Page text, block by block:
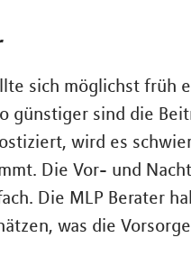
sich möglichst früh
günstiger sind die
wird es
Die Vor- und
Die MLP Berater
was die